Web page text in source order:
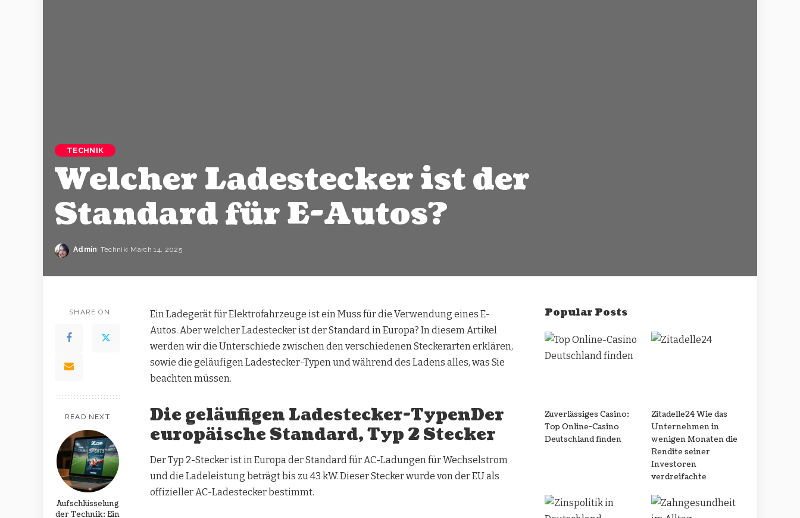
TECHNIK
Welcher Ladestecker ist der
Standard für E-Autos?
Admin Technik March 14, 2025
SHARE ON
READ NEXT
Aufschlüsselung
der Technik: Ein
Ein Ladegerät für Elektrofahrzeuge ist ein Muss für die Verwendung eines E-
Autos. Aber welcher Ladestecker ist der Standard in Europa? In diesem Artikel
werden wir die Unterschiede zwischen den verschiedenen Steckerarten erklären,
sowie die geläufigen Ladestecker-Typen und während des Ladens alles, was Sie
beachten müssen.
Die geläufigen Ladestecker-TypenDer
europäische Standard, Typ 2 Stecker
Der Typ 2-Stecker ist in Europa der Standard für AC-Ladungen für Wechselstrom
und die Ladeleistung beträgt bis zu 43 kW. Dieser Stecker wurde von der EU als
offizieller AC-Ladestecker bestimmt.
Popular Posts
Zuverlässiges Casino:
Top Online-Casino
Deutschland finden
Zitadelle24 Wie das
Unternehmen in
wenigen Monaten die
Rendite seiner
Investoren
verdreifachte